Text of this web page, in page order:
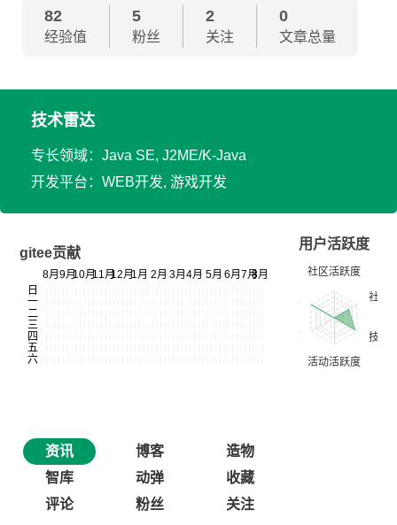
82
经验值
5
粉丝
2
关注
0
文章总量
技术雷达
专长领域：Java SE, J2ME/K-Java
开发平台：WEB开发, 游戏开发
gitee贡献
用户活跃度
资讯 博客
造物
智库
动弹
收藏
评论
粉丝 关注